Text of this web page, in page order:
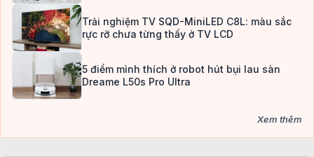
Trải nghiệm TV SQD-MiniLED C8L: màu sắc
rực rỡ chưa từng thấy ở TV LCD
5 điểm mình thích ở robot hút bụi lau sàn
Dreame L50s Pro Ultra
Xem thêm